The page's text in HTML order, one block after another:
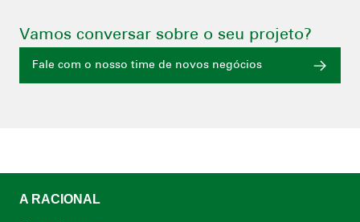
Vamos conversar sobre o seu projeto?
Fale com o nosso time de novos negócios
A RACIONAL